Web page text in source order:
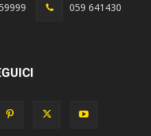
059 641430